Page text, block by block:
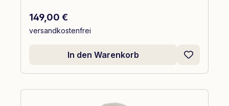
Regulärer Preis:
149,00 €
versandkostenfrei
In den Warenkorb